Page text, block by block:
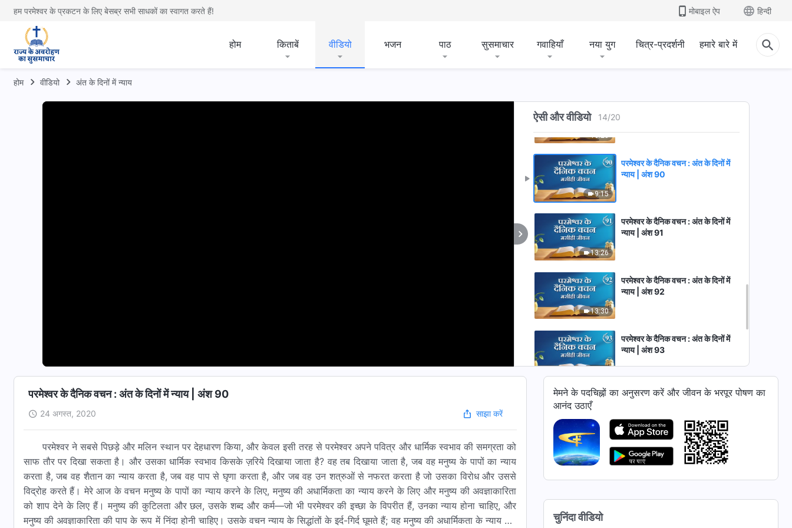
हम परमेश्वर के प्रकटन के लिए बेसब्र सभी साधकों का स्वागत करते हैं! मोबाइल ऐप हिन्दी
होम किताबें वीडियो भजन पाठ सुसमाचार गवाहियाँ नया युग चित्र-प्रदर्शनी हमारे बारे में
होम वीडियो अंत के दिनों में न्याय
ऐसी और वीडियो 14/20
परमेश्वर के दैनिक वचन : अंत के दिनों में
10:23
परमेश्वर के दैनिक वचन : अंत के दिनों में
9:15
परमेश्वर के दैनिक वचन : अंत के दिनों में
न्याय | अंश 90
13:26
परमेश्वर के दैनिक वचन : अंत के दिनों में
न्याय | अंश 91
13:30
परमेश्वर के दैनिक वचन : अंत के दिनों में
न्याय | अंश 92
परमेश्वर के दैनिक वचन : अंत के दिनों में
न्याय | अंश 93
7:47
परमेश्वर के दैनिक वचन : अंत के दिनों में
परमेश्वर के दैनिक वचन : अंत के दिनों में
न्याय | अंश 97
परमेश्वर के दैनिक वचन : अंत के दिनों में न्याय | अंश 90
24 अगस्त, 2020 साझा करें
परमेश्वर ने सबसे पिछड़े और मलिन स्थान पर देहधारण किया, और केवल इसी तरह से परमेश्वर अपने पवित्र और धार्मिक स्वभाव की समग्रता को
साफ तौर पर दिखा सकता है। और उसका धार्मिक स्वभाव किसके ज़रिये दिखाया जाता है? वह तब दिखाया जाता है, जब वह मनुष्य के पापों का न्याय
करता है, जब वह शैतान का न्याय करता है, जब वह पाप से घृणा करता है, और जब वह उन शत्रुओं से नफरत करता है जो उसका विरोध और उससे
विद्रोह करते हैं। मेरे आज के वचन मनुष्य के पापों का न्याय करने के लिए, मनुष्य की अधार्मिकता का न्याय करने के लिए और मनुष्य की अवज्ञाकारिता
को शाप देने के लिए हैं। मनुष्य की कुटिलता और छल, उसके शब्द और कर्म—जो भी परमेश्वर की इच्छा के विपरीत हैं, उनका न्याय होना चाहिए, और
मनुष्य की अवज्ञाकारिता की पाप के रूप में निंदा होनी चाहिए। उसके वचन न्याय के सिद्धांतों के इर्द-गिर्द घूमते हैं; वह मनुष्य की अधार्मिकता के न्याय का,
मेमने के पदचिह्नों का अनुसरण करें और जीवन के भरपूर पोषण का
आनंद उठाएँ
चुनिंदा वीडियो